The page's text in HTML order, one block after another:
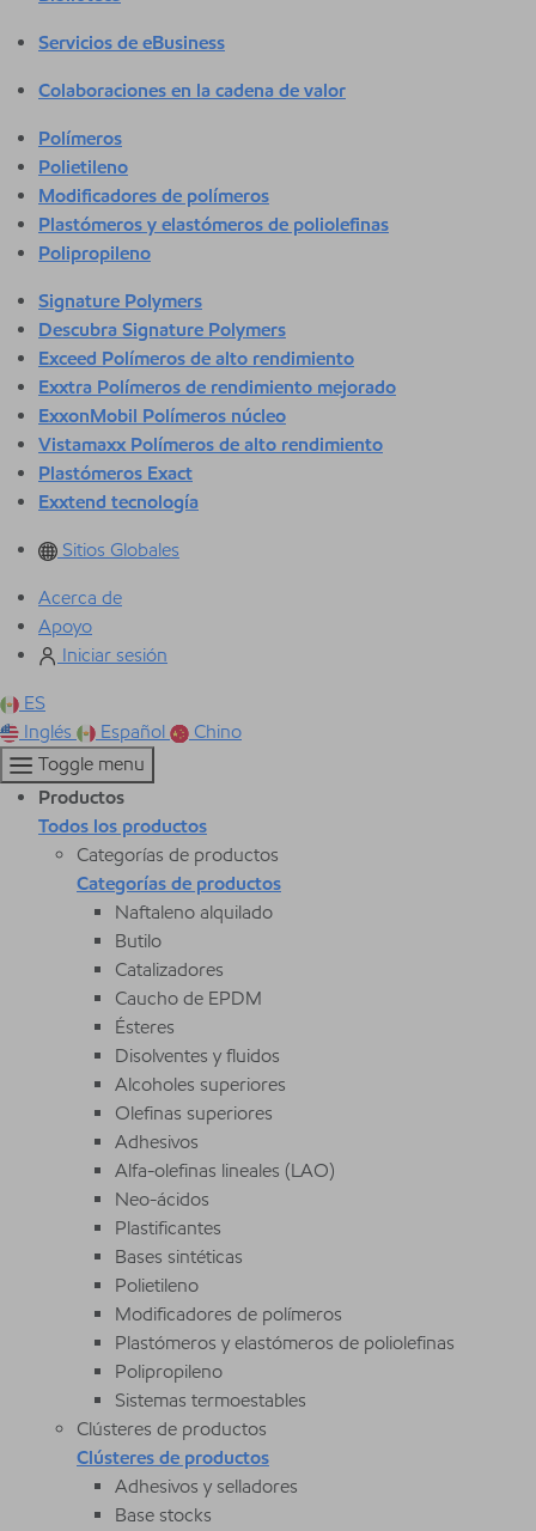
Servicios de eBusiness
Colaboraciones en la cadena de valor
Polímeros
Polietileno
Modificadores de polímeros
Plastómeros y elastómeros de poliolefinas
Polipropileno
Signature Polymers
Descubra Signature Polymers
Exceed Polímeros de alto rendimiento
Exxtra Polímeros de rendimiento mejorado
ExxonMobil Polímeros núcleo
Vistamaxx Polímeros de alto rendimiento
Plastómeros Exact
Exxtend tecnología
Sitios Globales
Acerca de
Apoyo
Iniciar sesión
ES
Inglés
Español
Chino
Toggle menu
Productos
Todos los productos
Categorías de productos
Categorías de productos
Naftaleno alquilado
Butilo
Catalizadores
Caucho de EPDM
Ésteres
Disolventes y fluidos
Alcoholes superiores
Olefinas superiores
Adhesivos
Alfa-olefinas lineales (LAO)
Neo-ácidos
Plastificantes
Bases sintéticas
Polietileno
Modificadores de polímeros
Plastómeros y elastómeros de poliolefinas
Polipropileno
Sistemas termoestables
Clústeres de productos
Clústeres de productos
Adhesivos y selladores
Base stocks